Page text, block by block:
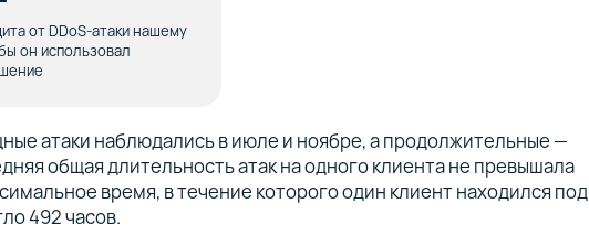
от DDoS-атаки нашему
он использовал
атаки наблюдались в июле и ноябре, а продолжительные —
общая длительность атак на одного клиента не превышала
время, в течение которого один клиент находился под
492 часов.